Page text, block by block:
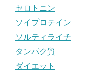
セロトニン
ソイプロテイン
ソルティライチ
タンパク質
ダイエット